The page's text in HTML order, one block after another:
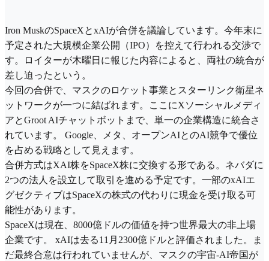
Iron MuskのSpaceXとxAIが合併を議論しています。今年末に
予定された大規模企業公開（IPO）を控えて行われる交渉で
す。ロイターが木曜日に報じた内容によると、両社の統合が
差し迫ったという。
今回の合併で、マスクのロケット事業とスターリンク衛星ネ
ットワークが一つに結ばれます。ここにXソーシャルメディ
アとGroot AIチャットボットまで、単一の企業構造に統合さ
れています。 Google、メタ、オープンAIとのAI競争で優位
を占める戦略として見えます。
合併方式はXAI株をSpaceX株に交換する形である。ネバダに
2つの法人を設立して取引を進める予定です。一部のxAIエ
グゼクティブはSpaceXの株式の代わりに現金を受け取る可
能性があります。
SpaceXは現在、8000億ドルの価値を持つ世界最大の非上場
企業です。 xAIは去る11月2300億ドルと評価されました。ま
だ最終合意は行われていませんが、マスクの宇宙-AI帝国が